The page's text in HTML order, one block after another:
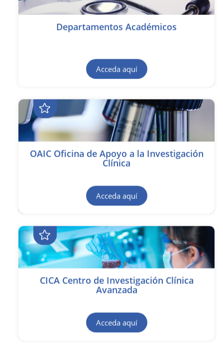
Departamentos Académicos
Acceda aquí
OAIC Oficina de Apoyo a la Investigación
Clínica
Acceda aquí
CICA Centro de Investigación Clínica
Avanzada
Acceda aquí